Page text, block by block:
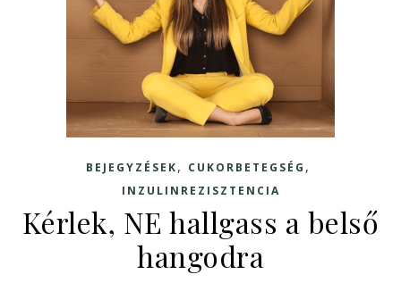
BEJEGYZÉSEK, CUKORBETEGSÉG ,
INZULINREZISZTENCIA
Kérlek, NE hallgass a belső
hangodra